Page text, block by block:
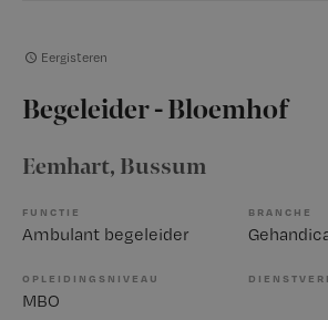
Eergisteren
Begeleider - Bloemhof
Eemhart, Bussum
FUNCTIE
Ambulant begeleider
BRANCHE
OPLEIDINGSNIVEAU
MBO